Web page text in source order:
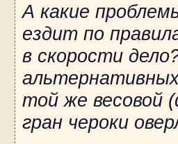
А какие
ездит по
в скорости
той же весовой
гран чероки